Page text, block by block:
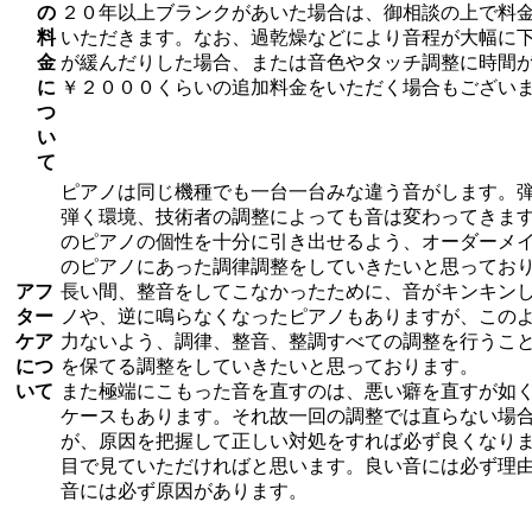
の
料
金
に
つ
い
て
２０年以上ブランクがあいた場合は、御相談の上で料
いただきます。なお、過乾燥などにより音程が大幅に
が緩んだりした場合、または音色やタッチ調整に時間
￥２０００くらいの追加料金をいただく場合もござい
アフ
ター
ケア
につ
いて
ピアノは同じ機種でも一台一台みな違う音がします。
弾く環境、技術者の調整によっても音は変わってきま
のピアノの個性を十分に引き出せるよう、オーダーメ
のピアノにあった調律調整をしていきたいと思ってお
長い間、整音をしてこなかったために、音がキンキン
ノや、逆に鳴らなくなったピアノもありますが、この
力ないよう、調律、整音、整調すべての調整を行うこ
を保てる調整をしていきたいと思っております。
また極端にこもった音を直すのは、悪い癖を直すが如
ケースもあります。それ故一回の調整では直らない場
が、原因を把握して正しい対処をすれば必ず良くなり
目で見ていただければと思います。良い音には必ず理
音には必ず原因があります。